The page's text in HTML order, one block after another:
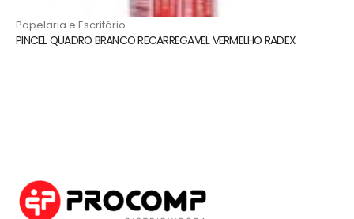
Papelaria e Escritório
PINCEL QUADRO BRANCO RECARREGAVEL VERMELHO RADEX